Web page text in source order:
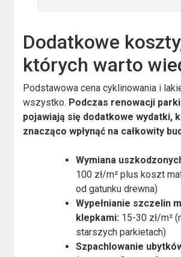
Dodatkowe
których warto
Podstawowa cena cyklinowania i
wszystko. Podczas renowacji
pojawiają się dodatkowe wydatki,
znacząco wpłynąć na całkowity
Wymiana
100 zł/m² plus koszt
od gatunku drewna)
Wypełnianie szczelin
klepkami: 15-30 zł/m²
starszych parkietach)
Szpachlowanie